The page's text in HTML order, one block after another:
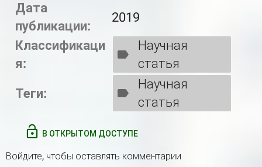
Дата
публикации:
2019
Классификаци
я:
Научная
статья
Теги:
Научная
статья
В ОТКРЫТОМ ДОСТУПЕ
Войдите, чтобы оставлять комментарии